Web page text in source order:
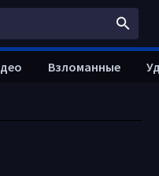
Взломанные